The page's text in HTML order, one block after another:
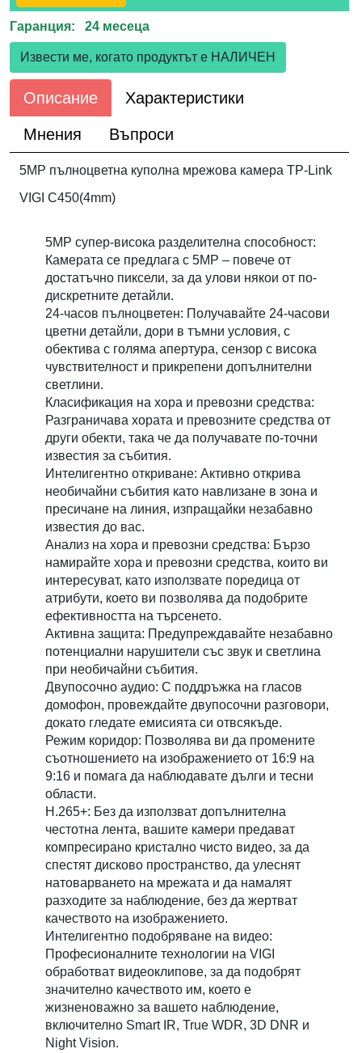
Гаранция: 24 месеца
Извести ме, когато продуктът е НАЛИЧЕН
Описание Характеристики
Мнения Въпроси
5MP пълноцветна куполна мрежова камера TP-Link
VIGI C450(4mm)
5MP супер-висока разделителна способност:
Камерата се предлага с 5MP – повече от
достатъчно пиксели, за да улови някои от по-
дискретните детайли.
24-часов пълноцветен: Получавайте 24-часови
цветни детайли, дори в тъмни условия, с
обектива с голяма апертура, сензор с висока
чувствителност и прикрепени допълнителни
светлини.
Класификация на хора и превозни средства:
Разграничава хората и превозните средства от
други обекти, така че да получавате по-точни
известия за събития.
Интелигентно откриване: Активно открива
необичайни събития като навлизане в зона и
пресичане на линия, изпращайки незабавно
известия до вас.
Анализ на хора и превозни средства: Бързо
намирайте хора и превозни средства, които ви
интересуват, като използвате поредица от
атрибути, което ви позволява да подобрите
ефективността на търсенето.
Активна защита: Предупреждавайте незабавно
потенциални нарушители със звук и светлина
при необичайни събития.
Двупосочно аудио: С поддръжка на гласов
домофон, провеждайте двупосочни разговори,
докато гледате емисията си отвсякъде.
Режим коридор: Позволява ви да промените
съотношението на изображението от 16:9 на
9:16 и помага да наблюдавате дълги и тесни
области.
H.265+: Без да използват допълнителна
честотна лента, вашите камери предават
компресирано кристално чисто видео, за да
спестят дисково пространство, да улеснят
натоварването на мрежата и да намалят
разходите за наблюдение, без да жертват
качеството на изображението.
Интелигентно подобряване на видео:
Професионалните технологии на VIGI
обработват видеоклипове, за да подобрят
значително качеството им, което е
жизненоважно за вашето наблюдение,
включително Smart IR, True WDR, 3D DNR и
Night Vision.